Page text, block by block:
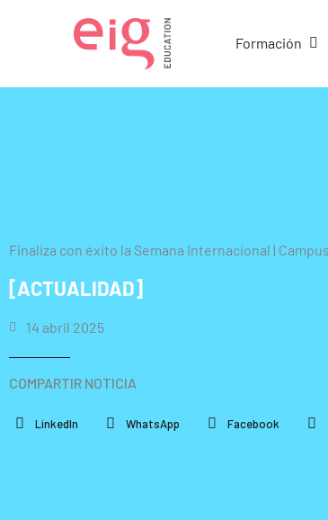
Formación
Finaliza con éxito la Semana Internacional |
[ACTUALIDAD]
14 abril 2025
COMPARTIR NOTICIA
LinkedIn WhatsApp Facebook